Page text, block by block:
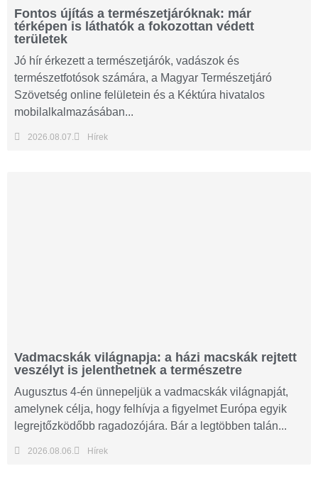
Fontos újítás a természetjáróknak: már
térképen is láthatók a fokozottan védett
területek
Jó hír érkezett a természetjárók, vadászok és
természetfotósok számára, a Magyar Természetjáró
Szövetség online felületein és a Kéktúra hivatalos
mobilalkalmazásában...
2026.08.07. Hírek
Vadmacskák világnapja: a házi macskák rejtett
veszélyt is jelenthetnek a természetre
Augusztus 4-én ünnepeljük a vadmacskák világnapját,
amelynek célja, hogy felhívja a figyelmet Európa egyik
legrejtőzködőbb ragadozójára. Bár a legtöbben talán...
2026.08.06. Hírek